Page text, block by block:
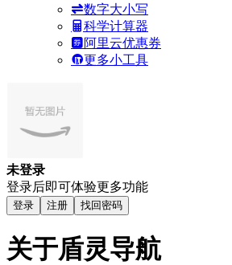
数字大小写
科学计算器
阿里云优惠券
更多小工具
未登录
登录后即可体验更多功能
登录 注册 找回密码
关于盾灵导航